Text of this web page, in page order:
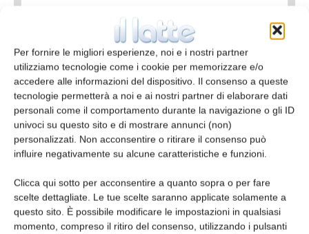
Per fornire le migliori esperienze, noi e i nostri partner
utilizziamo tecnologie come i cookie per memorizzare e/o
accedere alle informazioni del dispositivo. Il consenso a queste
tecnologie permetterà a noi e ai nostri partner di elaborare dati
personali come il comportamento durante la navigazione o gli ID
univoci su questo sito e di mostrare annunci (non)
personalizzati. Non acconsentire o ritirare il consenso può
influire negativamente su alcune caratteristiche e funzioni.
Clicca qui sotto per acconsentire a quanto sopra o per fare
scelte dettagliate. Le tue scelte saranno applicate solamente a
questo sito. È possibile modificare le impostazioni in qualsiasi
momento, compreso il ritiro del consenso, utilizzando i pulsanti
E-mail*
Telefono
Oggetto